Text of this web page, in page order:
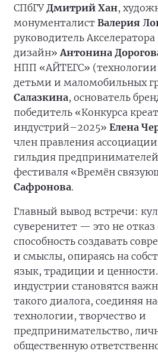
СПбГУДмитрий Хан,
монументалист Валерия
руководитель
дизайн»Антонина
НПП «АЙТЕГС» (технологии
детьми и маломобильных
Салазкина, основатель
победитель «Конкурса
индустрий–2025» Елена
член правления
гильдия
фестиваля «Времён
Сафронова.
Главный вывод встречи:
суверенитет — это не отказ
способность создавать
и смыслы, опираясь на
язык, традиции и
индустрии становятся
такого диалога, соединяя
технологии, творчество и
предпринимательство,
общественную